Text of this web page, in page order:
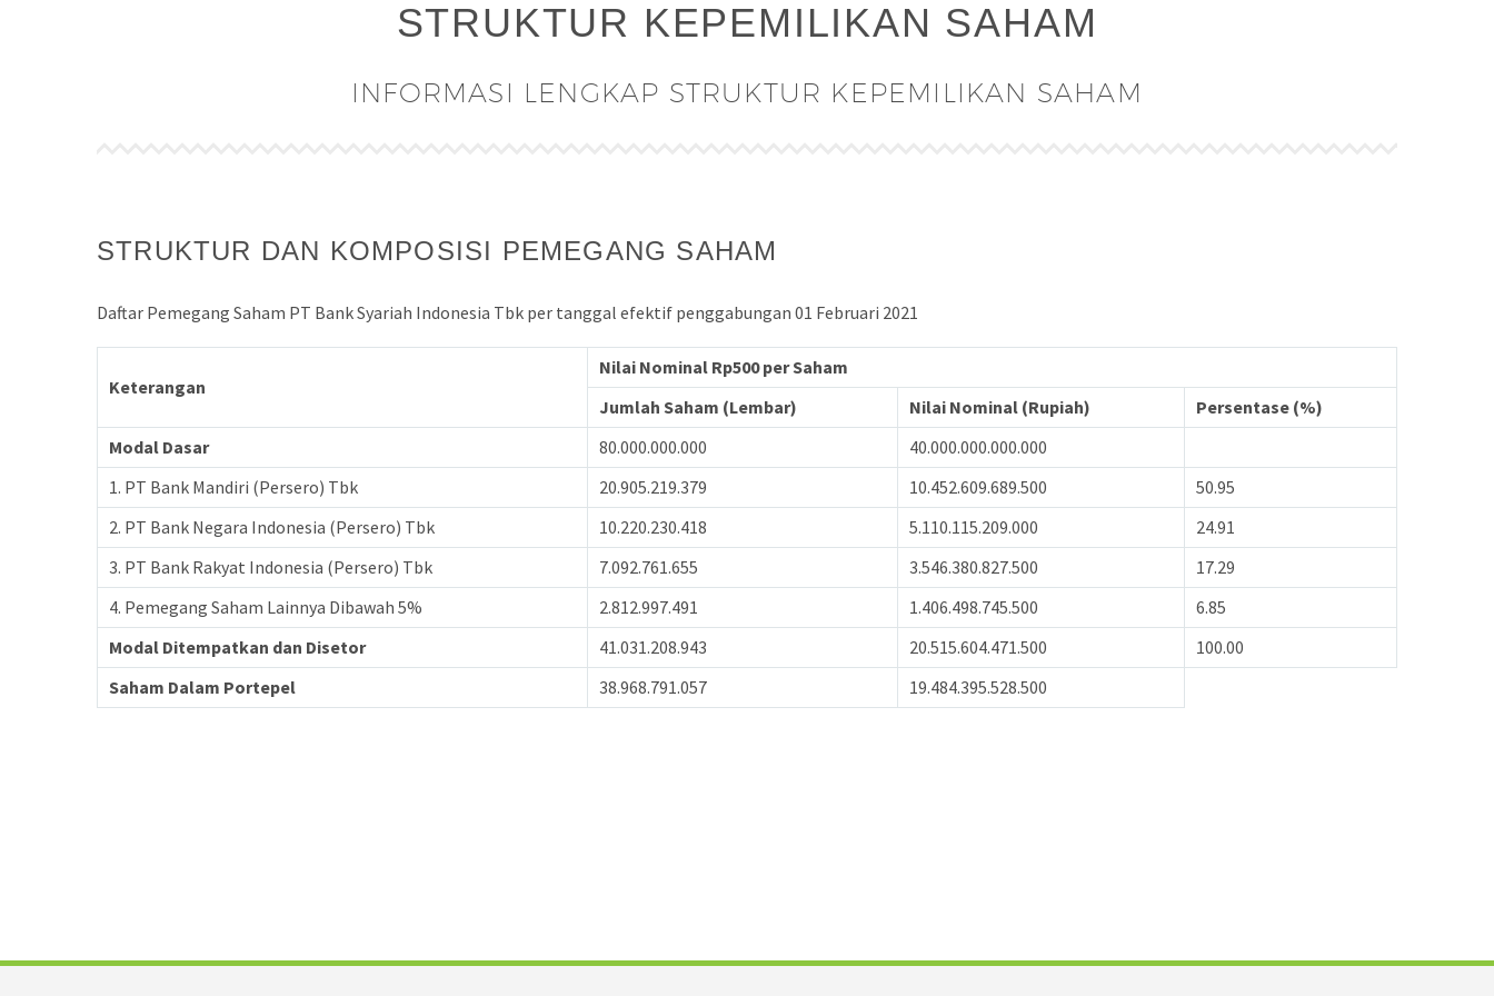
STRUKTUR KEPEMILIKAN SAHAM
INFORMASI LENGKAP STRUKTUR KEPEMILIKAN SAHAM
STRUKTUR DAN KOMPOSISI PEMEGANG SAHAM
Daftar Pemegang Saham PT Bank Syariah Indonesia Tbk per tanggal efektif penggabungan 01 Februari 2021
Keterangan
Nilai Nominal Rp500 per Saham
Jumlah Saham (Lembar)
Nilai Nominal (Rupiah)
Persentase (%)
Modal Dasar
80.000.000.000
40.000.000.000.000
1. PT Bank Mandiri (Persero) Tbk
20.905.219.379 10.452.609.689.500
50.95
2. PT Bank Negara Indonesia (Persero) Tbk
10.220.230.418 5.110.115.209.000
24.91
3. PT Bank Rakyat Indonesia (Persero) Tbk
7.092.761.655 3.546.380.827.500
17.29
4. Pemegang Saham Lainnya Dibawah 5%
2.812.997.491 1.406.498.745.500
6.85
Modal Ditempatkan dan Disetor
41.031.208.943 20.515.604.471.500
100.00
Saham Dalam Portepel
38.968.791.057 19.484.395.528.500